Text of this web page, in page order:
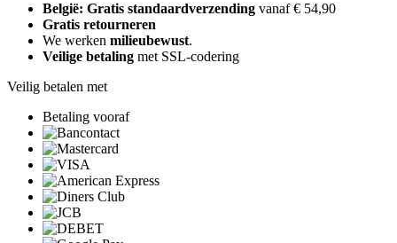
België: Gratis standaardverzending vanaf € 54,90
Gratis retourneren
We werken milieubewust.
Veilige betaling met SSL-codering
Veilig betalen met
Betaling vooraf